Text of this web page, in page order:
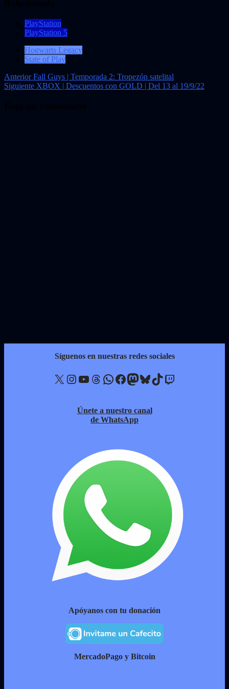
PlayStation
PlayStation 5
Hogwarts Legacy
State of Play
Navegación
de
AnteriorFall Guys | Temporada 2: Tropezón satelital
Siguiente XBOX | Descuentos con GOLD | Del 13 al 19/9/22
Síguenos en nuestras redes sociales
X Instagram YouTube Threads WhatsApp Facebook Mastodon Bluesky TikTok Twitch
Únete a nuestro canal
de WhatsApp
Apóyanos con tu donación
MercadoPago y Bitcoin